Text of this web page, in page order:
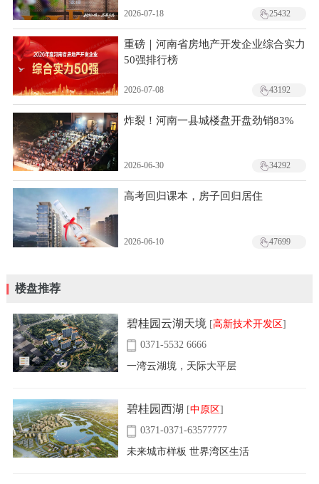
2026-07-18 25432
重磅｜河南省房地产开发企业综合实力
50强排行榜
2026-07-08 43192
炸裂！河南一县城楼盘开盘劲销83%
2026-06-30 34292
高考回归课本，房子回归居住
2026-06-10 47699
楼盘推荐
碧桂园云湖天境 [高新技术开发区]
0371-5532 6666
一湾云湖境，天际大平层
碧桂园西湖 [中原区]
0371-0371-63577777
未来城市样板 世界湾区生活